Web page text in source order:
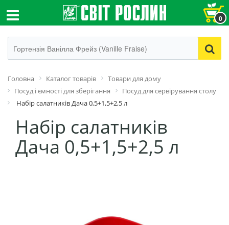
0
Головна Каталог товарів
Товари для дому
Посуд і ємності для зберігання
Посуд для сервірування столу
Набір салатників Дача 0,5+1,5+2,5 л
Набір салатників
Дача 0,5+1,5+2,5 л